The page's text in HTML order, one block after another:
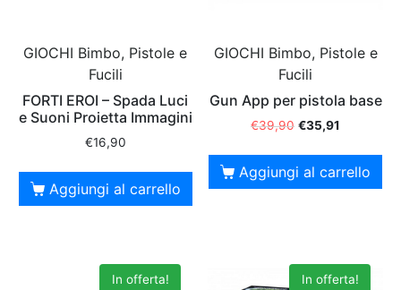
GIOCHI Bimbo, Pistole e
Fucili
FORTI EROI – Spada Luci
e Suoni Proietta Immagini
€16,90
Aggiungi al carrello
GIOCHI Bimbo, Pistole e
Fucili
Gun App per pistola base
€39,90 €35,91
Aggiungi al carrello
In offerta! In offerta!